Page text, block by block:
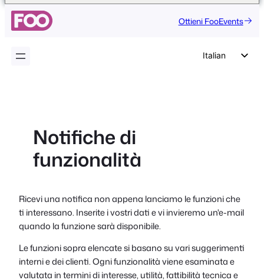
Vai
Ottieni FooEvents
Italian
Czech
Notifiche di
funzionalità
Ricevi una notifica non appena lanciamo le funzioni che
ti interessano. Inserite i vostri dati e vi invieremo un'e-mail
quando la funzione sarà disponibile.
Le funzioni sopra elencate si basano su vari suggerimenti
interni e dei clienti. Ogni funzionalità viene esaminata e
valutata in termini di interesse, utilità, fattibilità tecnica e